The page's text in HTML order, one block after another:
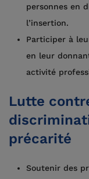
personnes en
l’insertion.
Participer à
en leur
activité
Lutte
précarité
Soutenir des